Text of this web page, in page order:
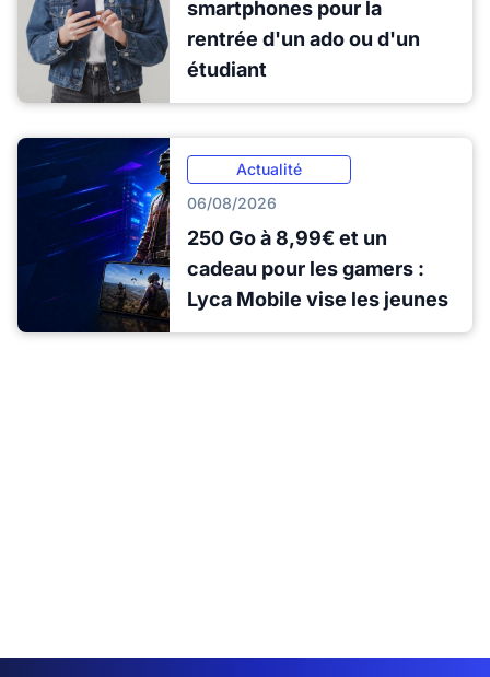
smartphones pour la
rentrée d'un ado ou d'un
étudiant
Actualité
06/08/2026
250 Go à 8,99€ et un
cadeau pour les gamers :
Lyca Mobile vise les jeunes